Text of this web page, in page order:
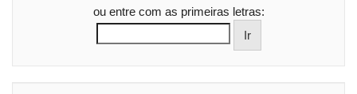
ou entre com as primeiras letras: